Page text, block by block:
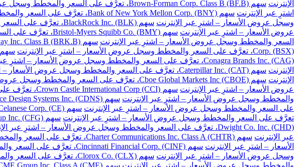
الإنترنت سهم Brown-Forman Corp. Class B (BF.B)، تعرَّف على السعر والمخطط وسجل عروض الأسعار – اشترِ عبر الإنترنت
اشترِ عبر الإنترنت سهم Bank of New York Mellon Corp. (BNY)، تعرَّف على السعر والمخطط وسجل عروض الأسعار – اشترِ عبر الإنترنت
وسجل عروض الأسعار – اشترِ عبر الإنترنت سهم BlackRock Inc. (BLK)، تعرَّف على السعر والمخطط وسجل عروض الأسعار – اشترِ عبر الإنترنت
عروض الأسعار – اشترِ عبر الإنترنت سهم Bristol-Myers Squibb Co. (BMY)، تعرَّف على السعر والمخطط وسجل عروض الأسعار – اشترِ عبر الإنترنت
السعر والمخطط وسجل عروض الأسعار – اشترِ عبر الإنترنت سهم Berkshire Hathaway Inc. Class B (BRK.B)، تعرَّف على السعر والمخطط وسجل عروض الأسعار – اشترِ عبر الإنترنت
Corp. (BSX)، تعرَّف على السعر والمخطط وسجل عروض الأسعار – اشترِ عبر الإنترنت
سهم Boston Properties Inc. (BXP)، تعرَّف على السعر والمخطط وسجل عروض الأسعار – اشترِ عبر الإنترنت
Conagra Brands Inc. (CAG)، تعرَّف على السعر والمخطط وسجل عروض الأسعار – اشترِ عبر الإنترنت
الإنترنت سهم Caterpillar Inc. (CAT)، تعرَّف على السعر والمخطط وسجل عروض الأسعار – اشترِ عبر الإنترنت
الإنترنت سهم Cboe Global Markets Inc (CBOE)، تعرَّف على السعر والمخطط وسجل عروض الأسعار – اشترِ عبر الإنترنت
عروض الأسعار – اشترِ عبر الإنترنت سهم Crown Castle International Corp (CCI)، تعرَّف على السعر والمخطط وسجل عروض الأسعار – اشترِ عبر الإنترنت
والمخطط وسجل عروض الأسعار – اشترِ عبر الإنترنت سهم Cadence Design Systems Inc. (CDNS)، تعرَّف على السعر والمخطط وسجل عروض الأسعار – اشترِ عبر الإنترنت
على السعر والمخطط وسجل عروض الأسعار – اشترِ عبر الإنترنت سهم Celanese Corp. (CE)، تعرَّف على السعر والمخطط وسجل عروض الأسعار – اشترِ عبر الإنترنت
تعرَّف على السعر والمخطط وسجل عروض الأسعار – اشترِ عبر الإنترنت سهم Citizens Financial Group Inc. (CFG)، تعرَّف على السعر والمخطط وسجل عروض الأسعار – اشترِ عبر الإنترنت
Dwight Co. Inc. (CHD)، تعرَّف على السعر والمخطط وسجل عروض الأسعار – اشترِ عبر الإنترنت
عبر الإنترنت سهم Charter Communications Inc. Class A (CHTR)، تعرَّف على السعر والمخطط وسجل عروض الأسعار – اشترِ عبر الإنترنت
الأسعار – اشترِ عبر الإنترنت سهم Cincinnati Financial Corp. (CINF)، تعرَّف على السعر والمخطط وسجل عروض الأسعار – اشترِ عبر الإنترنت
وسجل عروض الأسعار – اشترِ عبر الإنترنت سهم Clorox Co. (CLX)، تعرَّف على السعر والمخطط وسجل عروض الأسعار – اشترِ عبر الإنترنت
والمخطط وسجل عروض الأسعار – اشترِ عبر الإنترنت سهم CME Group Inc. Class A (CME)، تعرَّف على السعر والمخطط وسجل عروض الأسعار – اشترِ عبر الإنترنت